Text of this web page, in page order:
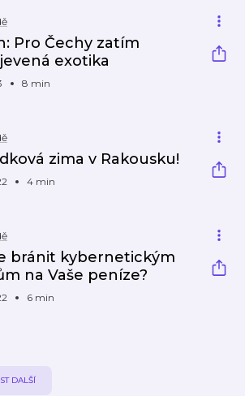
Pro Čechy zatím
exotika
8 min
zima v Rakousku!
4 min
bránit kybernetickým
na Vaše peníze?
6 min
DALŠÍ